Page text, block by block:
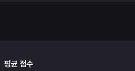
평균 점수